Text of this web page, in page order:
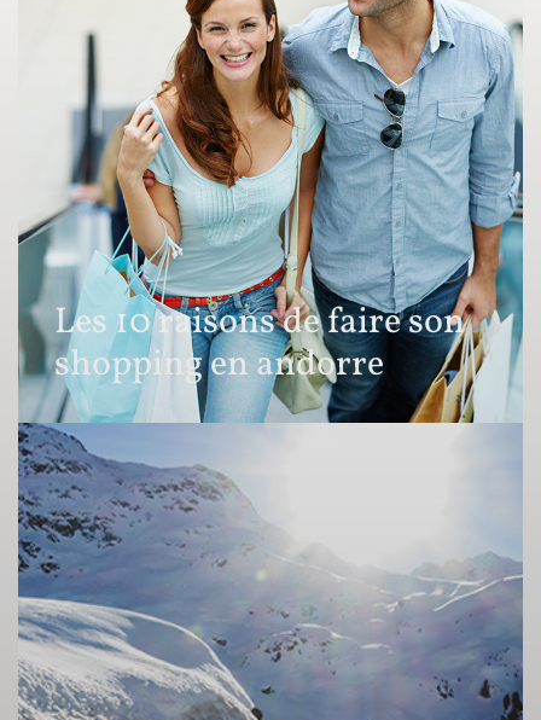
Les 10 raisons de faire son
shopping en andorre